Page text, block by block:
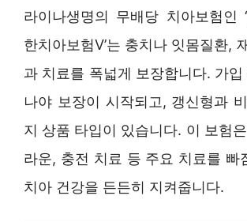
라이나생명의 무배당 치아보험인
한치아보험V’는 충치나 잇몸질환,
과 치료를 폭넓게 보장합니다. 가
나야 보장이 시작되고, 갱신형과
지 상품 타입이 있습니다. 이 보험
라운, 충전 치료 등 주요 치료를 빠
치아 건강을 든든히 지켜줍니다.